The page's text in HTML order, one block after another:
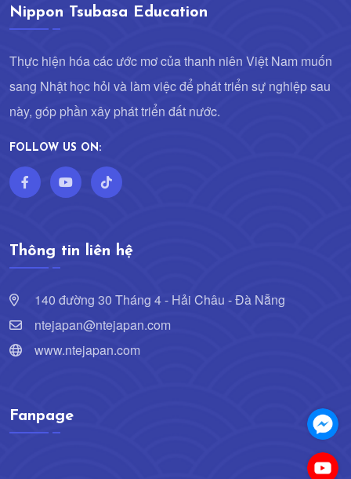
Nippon Tsubasa Education
Thực hiện hóa các ước mơ của thanh niên Việt Nam muốn
sang Nhật học hỏi và làm việc để phát triển sự nghiệp sau
này, góp phần xây phát triển đất nước.
FOLLOW US ON:
Thông tin liên hệ
140 đường 30 Tháng 4 - Hải Châu - Đà Nẵng
ntejapan@ntejapan.com
www.ntejapan.com
Fanpage